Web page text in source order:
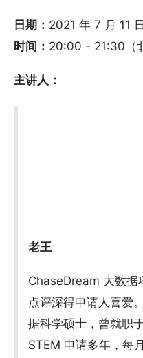
日期： 2021 年 7 月 11
时间： 20:00 - 21:30（
主讲人：
老王
ChaseDream 大数据
点评深得申请人喜爱
据科学硕士，曾就职
STEM 申请多年，每